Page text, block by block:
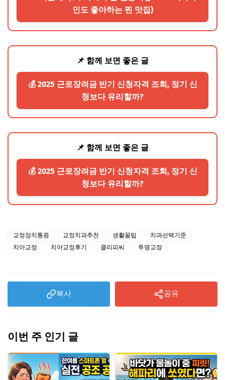
인도 좋아하는 찐 맛집)
📌 함께 보면 좋은 글
💰 2025 근로장려금 반기 신청자격 조회, 정기 신
청보다 유리할까?
📌 함께 보면 좋은 글
💰 2025 근로장려금 반기 신청자격 조회, 정기 신
청보다 유리할까?
교정장치통증 교정치과추천 생활꿀팁
치과선택기준
치아교정
치아교정후기 클리피씨 투명교정
복사 공유
이번 주 인기 글